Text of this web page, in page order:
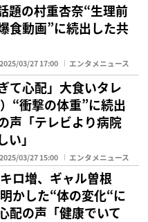
題の村重杏奈“生理前
食動画”に続出した共
2025/03/27 17:00 エンタメニュース
て心配」大食いタレ
“衝撃の体重”に続出
声「テレビより病院
い」
2025/03/27 15:00 エンタメニュース
ロ増、ギャル曽根
明かした“体の変化“に
配の声「健康でいて